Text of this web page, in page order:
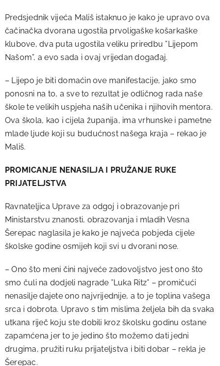
Predsjednik vijeća Mališ istaknuo je kako je upravo ova
čačinačka dvorana ugostila prvoligaške košarkaške
klubove, dva puta ugostila veliku priredbu ”Lijepom
Našom”, a evo sada i ovaj vrijedan događaj.
– Lijepo je biti domaćin ove manifestacije, jako smo
ponosni na to, a sve to rezultat je odličnog rada naše
škole te velikih uspjeha naših učenika i njihovih mentora.
Ova škola, kao i cijela županija, ima vrhunske i pametne
mlade ljude koji su budućnost našega kraja – rekao je
Mališ.
PROMICANJE NENASILJA I PRUŽANJE RUKE
PRIJATELJSTVA
Ravnateljica Uprave za odgoj i obrazovanje pri
Ministarstvu znanosti, obrazovanja i mladih Vesna
Šerepac naglasila je kako je najveća pobjeda cijele
školske godine osmijeh koji svi u dvorani nose.
– Ono što meni čini najveće zadovoljstvo jest ono što
smo čuli na dodjeli nagrade ”Luka Ritz” – promičući
nenasilje dajete ono najvrijednije, a to je toplina vašega
srca i dobrota. Upravo s tim mislima željela bih da svaka
utkana riječ koju ste dobili kroz školsku godinu ostane
zapamćena jer to je jedino što možemo dati jedni
drugima, pružiti ruku prijateljstva i biti dobar – rekla je
Šerepac.